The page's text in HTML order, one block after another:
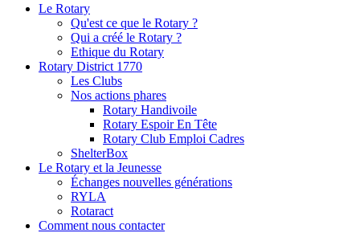
Le Rotary
Qu'est ce que le Rotary ?
Qui a créé le Rotary ?
Ethique du Rotary
Rotary District 1770
Les Clubs
Nos actions phares
Rotary Handivoile
Rotary Espoir En Tête
Rotary Club Emploi Cadres
ShelterBox
Le Rotary et la Jeunesse
Échanges nouvelles générations
RYLA
Rotaract
Comment nous contacter